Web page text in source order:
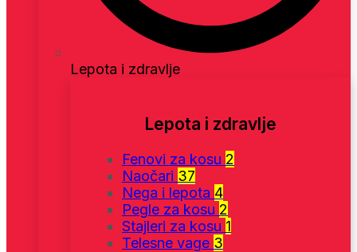
Lepota i zdravlje
Lepota i zdravlje
Fenovi za kosu 2
Naočari 37
Nega i lepota 4
Pegle za kosu 2
Stajleri za kosu 1
Telesne vage 3